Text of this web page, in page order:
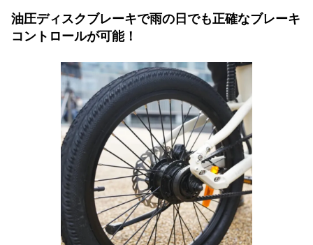
油圧ディスクブレーキで雨の日でも正確なブレーキ
コントロールが可能！